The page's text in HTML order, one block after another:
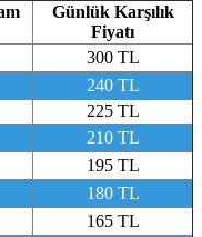
Günlük Karşılık
Fiyatı
300 TL
240 TL
225 TL
210 TL
195 TL
180 TL
165 TL